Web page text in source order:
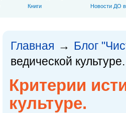
Главная → Блог
ведической культуре.
Критерии
культуре.
Книги
Новости ДО